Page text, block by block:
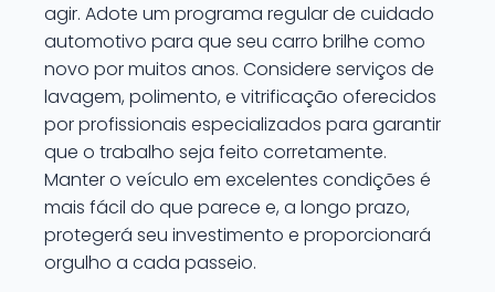
agir. Adote um programa regular de cuidado
automotivo para que seu carro brilhe como
novo por muitos anos. Considere serviços de
lavagem, polimento, e vitrificação oferecidos
por profissionais especializados para garantir
que o trabalho seja feito corretamente.
Manter o veículo em excelentes condições é
mais fácil do que parece e, a longo prazo,
protegerá seu investimento e proporcionará
orgulho a cada passeio.